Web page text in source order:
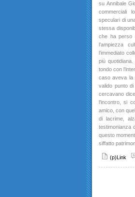
su Annibale
commerciali
speculari di
stessa
che ha perso
l’ampiezza
l’immediato
più
tondo con
caso aveva la
valido punto
cercavano
l’incontro, si
amico, con
di lacrime,
testimonianza
questo
siffatto
(p)Link